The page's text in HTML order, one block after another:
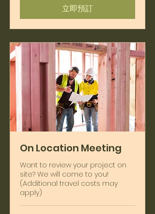
立即預訂
On Location Meeting
Want to review your project on
site? We will come to you!
(Additional travel costs may
apply)